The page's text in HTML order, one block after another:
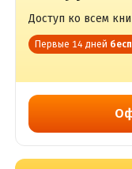
Доступ ко всем
Первые 14 дней